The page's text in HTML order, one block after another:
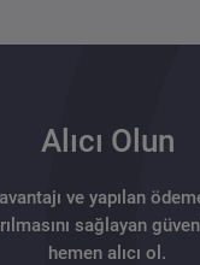
Alıcı Olun
ve yapılan
sağlayan
hemen alıcı ol.